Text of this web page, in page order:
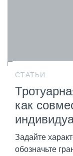
СТАТЬИ
как
Задайте
обозначьте